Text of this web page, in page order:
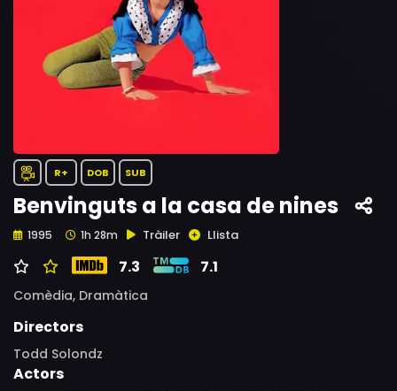
R+ DOB SUB
Benvinguts a la casa de nines
1995 1h 28m Tràiler Llista
7.3 7.1
Comèdia, Dramàtica
Directors
Todd Solondz
Actors